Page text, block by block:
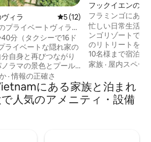
ィラ レビュー12件、5つ星中5つ
5 (12)
プライベートヴィラ
ィプール
分（タクシーで16ド
ライベートな隠れ家の
自身と再びつながり
ラマの景色とプール
物質を含まない天然
ティプールに身を委ね
く田園暮らしを満喫し
く竹、鳥のさえずり、
·情報の正確さ
フックイエンのヴ
フラミンゴにある
プールヴィラ、庭
忙しい日常生活か
ンゴリゾートでプ
のリトリートをお楽
10名様まで宿泊可
ルームのヴィラは
トプール、カラオ
台、屋外BBQスペ
ビングエリアをお楽
家族 · 屋内スペー
にある家族と泊まれ
人気のアメニティ・設備